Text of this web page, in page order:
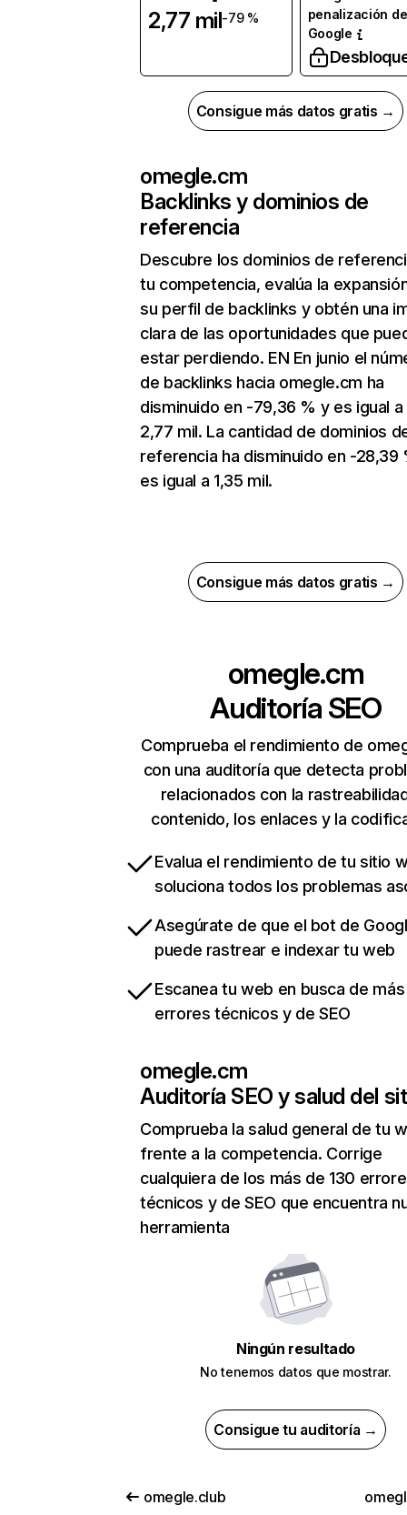
2,77 mil-79 %
penalización de
Google
Consigue más datos gratis →
omegle.cm
Backlinks y dominios de
referencia
Descubre los dominios de
tu competencia, evalúa la
su perfil de backlinks y obtén una
clara de las oportunidades que
estar perdiendo. EN En junio el
de backlinks hacia omegle.cm ha
disminuido en -79,36 % y es igual a
2,77 mil. La cantidad de dominios
referencia ha disminuido en -28,39
es igual a 1,35 mil.
Consigue más datos gratis →
omegle.cm
Auditoría SEO
Comprueba el rendimiento de
con una auditoría que detecta
relacionados con la
contenido, los enlaces y la
Evalua el rendimiento de tu sitio
soluciona todos los problemas
Asegúrate de que el bot de
puede rastrear e indexar tu web
Escanea tu web en busca de
errores técnicos y de SEO
omegle.cm
Auditoría SEO y salud del
Comprueba la salud general de tu
frente a la competencia. Corrige
cualquiera de los más de 130
técnicos y de SEO que encuentra
herramienta
Ningún resultado
No tenemos datos que mostrar.
Consigue tu auditoría →
omegle.club